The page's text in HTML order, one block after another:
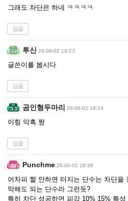
그래도 차단은 하네 ㅋㅋㅋㅋ
답글
투신 26-06-02 18:23
글쓴이를 봅시다
답글
곰인형두마리 26-06-02 18:24
이힝 악흑 짱
답글
Punchme 26-06-02 18:36
어차피 짤 안하면 터지는 단수는 차단을
막해도 되는 단수라 그런듯?
특히 차단 성공하면 피감 10% 15% 특